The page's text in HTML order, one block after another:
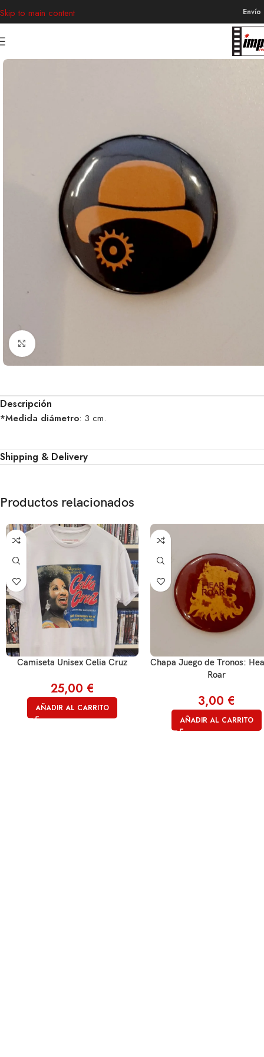
Skip to main content
Clic para ampliar
Descripción
*Medida diámetro: 3 cm.
Shipping & Delivery
Productos relacionados
Camiseta Unisex Celia Cruz
25,00 €
AÑADIR AL CARRITO
Chapa Juego de Tronos:
Roar
3,00 €
AÑADIR AL CARRITO